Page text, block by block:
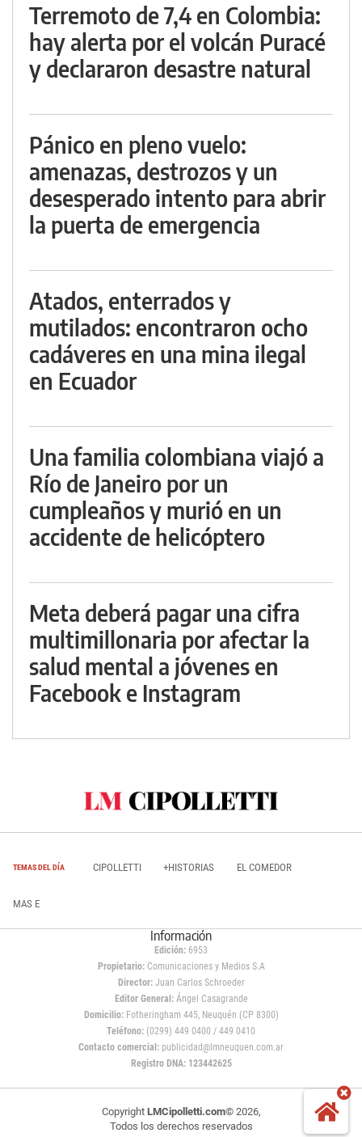
Terremoto de 7,4 en Colombia:
hay alerta por el volcán Puracé
y declararon desastre natural
Pánico en pleno vuelo:
amenazas, destrozos y un
desesperado intento para abrir
la puerta de emergencia
Atados, enterrados y
mutilados: encontraron ocho
cadáveres en una mina ilegal
en Ecuador
Una familia colombiana viajó a
Río de Janeiro por un
cumpleaños y murió en un
accidente de helicóptero
Meta deberá pagar una cifra
multimillonaria por afectar la
salud mental a jóvenes en
Facebook e Instagram
TEMAS DEL DÍA CIPOLLETTI +HISTORIAS EL COMEDOR
MAS E
Información
Edición: 6953
Propietario:Comunicaciones y Medios S.A
Director: Juan Carlos Schroeder
Editor General:Ángel Casagrande
Domicilio:Fotheringham 445, Neuquén (CP 8300)
Teléfono: (0299) 449 0400 / 449 0410
Contacto comercial: publicidad@lmneuquen.com.ar
Registro DNA: 123442625
Copyright LMCipolletti.com© 2026,
Todos los derechos reservados